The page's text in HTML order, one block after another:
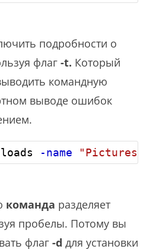
подробности о
флаг -t. Который
командную
выводе ошибок
-name "Pictures"
команда разделяет
пробелы. Потому вы
флаг -d для установки